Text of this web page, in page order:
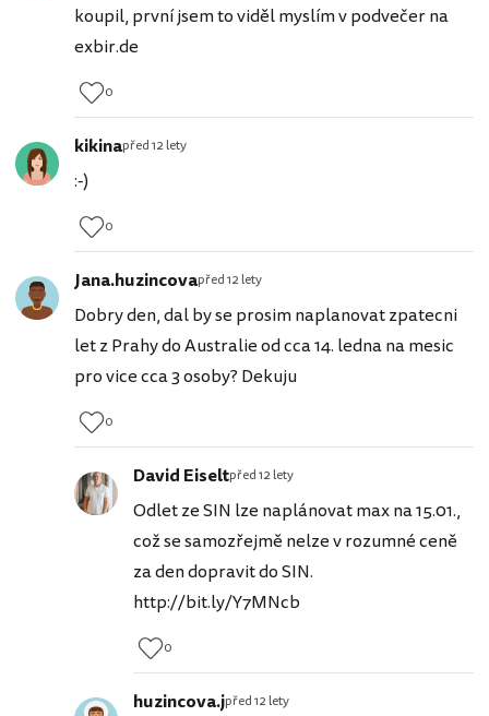
koupil, první jsem to viděl myslím v podvečer na
exbir.de
0
kikinapřed 12 lety
:-)
0
Jana.huzincovapřed 12 lety
Dobry den, dal by se prosim naplanovat zpatecni
let z Prahy do Australie od cca 14. ledna na mesic
pro vice cca 3 osoby? Dekuju
0
David Eiseltpřed 12 lety
Odlet ze SIN lze naplánovat max na 15.01.,
což se samozřejmě nelze v rozumné ceně
za den dopravit do SIN.
http://bit.ly/Y7MNcb
0
huzincova.jpřed 12 lety